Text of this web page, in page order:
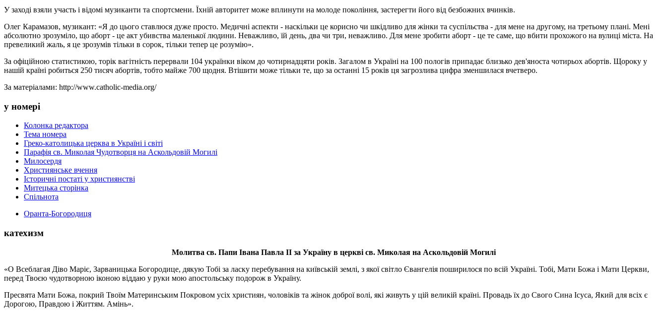
У заході взяли участь і відомі музиканти та спортсмени. Їхній авторитет може вплинути на молоде покоління, застерегти його від безбожних вчинків.
Олег Карамазов, музикант: «Я до цього ставлюся дуже просто. Медичні аспекти - наскільки це корисно чи шкідливо для жінки та суспільства - для мене на другому, на третьому плані. Мені
абсолютно зрозуміло, що аборт - це акт убивства маленької людини. Неважливо, їй день, два чи три, неважливо. Для мене зробити аборт - це те саме, що вбити прохожого на вулиці міста. На
превеликий жаль, я це зрозумів тільки в сорок, тільки тепер це розумію».
За офіційною статистикою, торік вагітність перервали 104 українки віком до чотирнадцяти років. Загалом в Україні на 100 пологів припадає близько дев'яноста чотирьох абортів. Щороку у
нашій країні робиться 250 тисяч абортів, тобто майже 700 щодня. Втішити може тільки те, що за останні 15 років ця загрозлива цифра зменшилася вчетверо.
За матеріалами: http://www.catholic-media.org/
у номері
Колонка редактора
Тема номера
Греко-католицька церква в Україні і світі
Парафія св. Миколая Чудотворця на Аскольдовій Могилі
Милосердя
Християнське вчення
Історичні постаті у християнстві
Митецька сторінка
Спільнота
Оранта-Богородиця
катехизм
Молитва св. Папи Івана Павла ІІ за Україну в церкві св. Миколая на Аскольдовій Могилі
«О Всеблагая Діво Маріє, Зарваницька Богородице, дякую Тобі за ласку перебування на київській землі, з якої світло Євангелія поширилося по всій Україні. Тобі, Мати Божа і Мати Церкви,
перед Твоєю чудотворною іконою віддаю у руки мою апостольську подорож в Україну.
Пресвята Мати Божа, покрий Твоїм Материнським Покровом усіх християн, чоловіків та жінок доброї волі, які живуть у цій великій країні. Провадь їх до Свого Сина Ісуса, Який для всіх є
Дорогою, Правдою і Життям. Амінь».